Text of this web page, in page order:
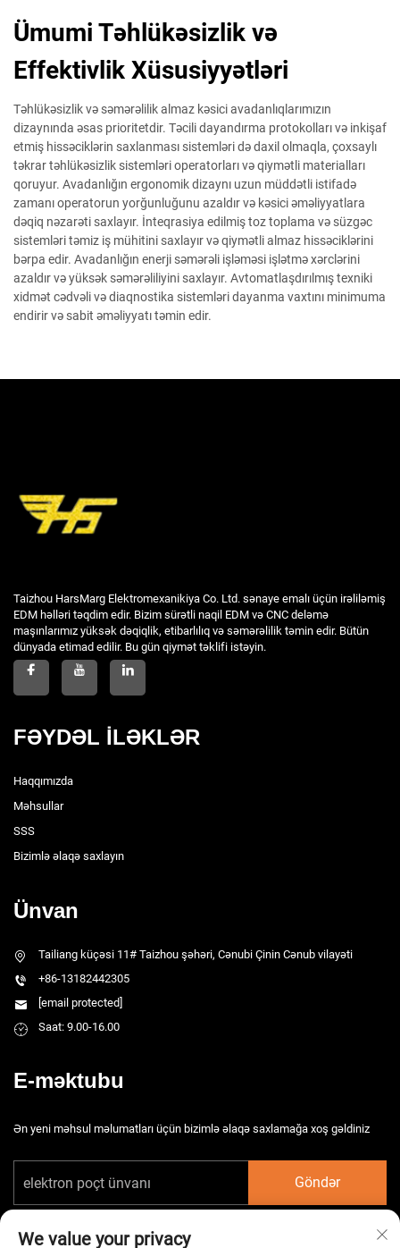
Ümumi Təhlükəsizlik və
Effektivlik Xüsusiyyətləri
Təhlükəsizlik və səmərəlilik almaz kəsici avadanlıqlarımızın
dizaynında əsas prioritetdir. Təcili dayandırma protokolları və inkişaf
etmiş hissəciklərin saxlanması sistemləri də daxil olmaqla, çoxsaylı
təkrar təhlükəsizlik sistemləri operatorları və qiymətli materialları
qoruyur. Avadanlığın ergonomik dizaynı uzun müddətli istifadə
zamanı operatorun yorğunluğunu azaldır və kəsici əməliyyatlara
dəqiq nəzarəti saxlayır. İnteqrasiya edilmiş toz toplama və süzgəc
sistemləri təmiz iş mühitini saxlayır və qiymətli almaz hissəciklərini
bərpa edir. Avadanlığın enerji səmərəli işləməsi işlətmə xərclərini
azaldır və yüksək səmərəliliyini saxlayır. Avtomatlaşdırılmış texniki
xidmət cədvəli və diaqnostika sistemləri dayanma vaxtını minimuma
endirir və sabit əməliyyatı təmin edir.
Taizhou HarsMarg Elektromexanikiya Co. Ltd. sənaye emalı üçün irəliləmiş
EDM həlləri təqdim edir. Bizim sürətli naqil EDM və CNC deləmə
maşınlarımız yüksək dəqiqlik, etibarlılıq və səmərəlilik təmin edir. Bütün
dünyada etimad edilir. Bu gün qiymət təklifi istəyin.
FƏYDƏL İLƏKLƏR
Haqqımızda
Məhsullar
SSS
Bizimlə əlaqə saxlayın
Ünvan
Tailiang küçəsi 11# Taizhou şəhəri, Cənubi Çinin Cənub vilayəti
+86-13182442305
[email protected]
Saat: 9.00-16.00
E-məktubu
Ən yeni məhsul məlumatları üçün bizimlə əlaqə saxlamağa xoş gəldiniz
Göndər
We value your privacy